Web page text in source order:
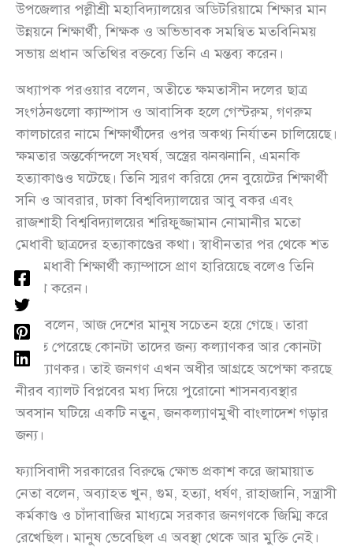
উপজেলার পল্লীশ্রী মহাবিদ্যালয়ের অডিটরিয়ামে শিক্ষার মান
উন্নয়নে শিক্ষার্থী, শিক্ষক ও অভিভাবক সমন্বিত মতবিনিময়
সভায় প্রধান অতিথির বক্তব্যে তিনি এ মন্তব্য করেন।
অধ্যাপক পরওয়ার বলেন, অতীতে ক্ষমতাসীন দলের ছাত্র
সংগঠনগুলো ক্যাম্পাস ও আবাসিক হলে গেস্টরুম, গণরুম
কালচারের নামে শিক্ষার্থীদের ওপর অকথ্য নির্যাতন চালিয়েছে।
ক্ষমতার অন্তর্কোন্দলে সংঘর্ষ, অস্ত্রের ঝনঝনানি, এমনকি
হত্যাকাণ্ডও ঘটেছে। তিনি স্মরণ করিয়ে দেন বুয়েটের শিক্ষার্থী
সনি ও আবরার, ঢাকা বিশ্ববিদ্যালয়ের আবু বকর এবং
রাজশাহী বিশ্ববিদ্যালয়ের শরিফুজ্জামান নোমানীর মতো
মেধাবী ছাত্রদের হত্যাকাণ্ডের কথা। স্বাধীনতার পর থেকে শত
শত মেধাবী শিক্ষার্থী ক্যাম্পাসে প্রাণ হারিয়েছে বলেও তিনি
উল্লেখ করেন।
তিনি বলেন, আজ দেশের মানুষ সচেতন হয়ে গেছে। তারা
বুঝতে পেরেছে কোনটা তাদের জন্য কল্যাণকর আর কোনটা
অকল্যাণকর। তাই জনগণ এখন অধীর আগ্রহে অপেক্ষা করছে
নীরব ব্যালট বিপ্লবের মধ্য দিয়ে পুরোনো শাসনব্যবস্থার
অবসান ঘটিয়ে একটি নতুন, জনকল্যাণমুখী বাংলাদেশ গড়ার
জন্য।
ফ্যাসিবাদী সরকারের বিরুদ্ধে ক্ষোভ প্রকাশ করে জামায়াত
নেতা বলেন, অব্যাহত খুন, গুম, হত্যা, ধর্ষণ, রাহাজানি, সন্ত্রাসী
কর্মকাণ্ড ও চাঁদাবাজির মাধ্যমে সরকার জনগণকে জিম্মি করে
রেখেছিল। মানুষ ভেবেছিল এ অবস্থা থেকে আর মুক্তি নেই।